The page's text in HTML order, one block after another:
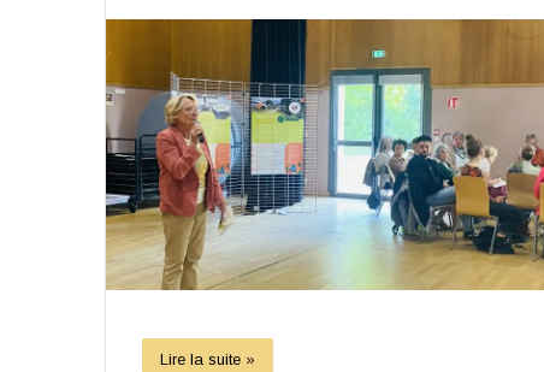
Lire la suite »